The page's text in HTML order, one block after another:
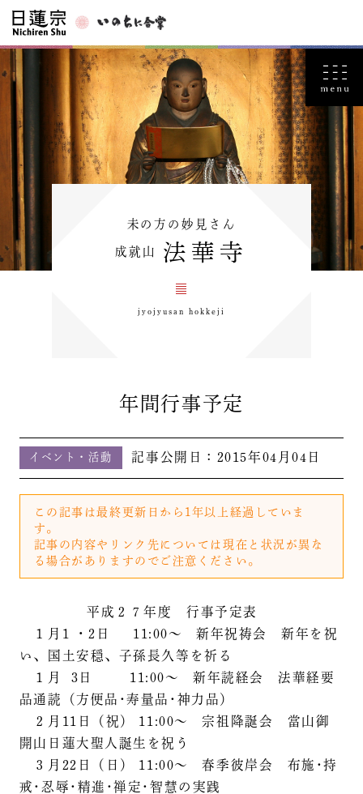
未の方の妙見さん
成就山 法華寺
jyojyusan hokkeji
年間行事予定
イベント・活動 記事公開日： 2015年04月04日
この記事は最終更新日から1年以上経過していま
す。
記事の内容やリンク先については現在と状況が異な
る場合がありますのでご注意ください。
平成２７年度 行事予定表
１月1 ・2日 11:00～ 新年祝祷会 新年を祝
い、国土安穏、子孫長久等を祈る
１月 3日 11:00～ 新年読経会 法華経要
品通読（方便品･寿量品･神力品）
２月11日（祝） 11:00～ 宗祖降誕会 當山御
開山日蓮大聖人誕生を祝う
３月22日（日） 11:00～ 春季彼岸会 布施･持
戒･忍辱･精進･禅定･智慧の実践